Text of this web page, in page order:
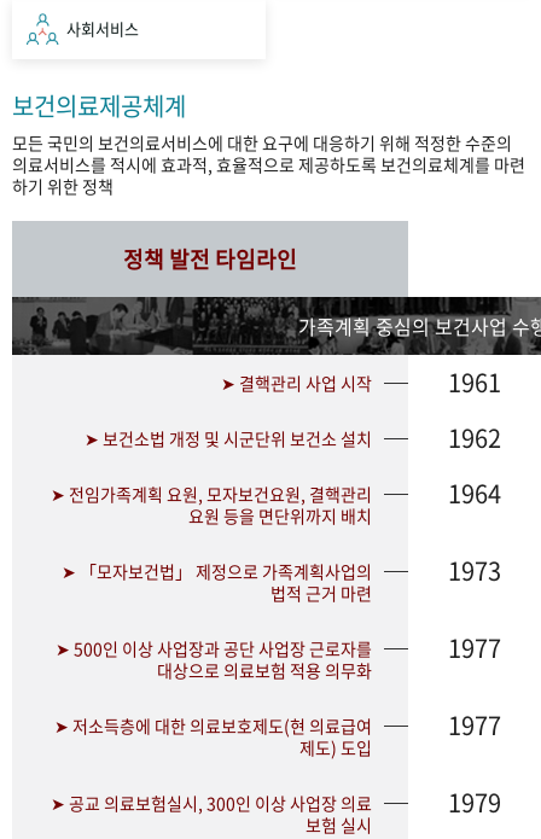
사회서비스
보건의료제공체계
모든 국민의 보건의료서비스에 대한 요구에 대응하기 위해 적정한 수준의
의료서비스를 적시에 효과적, 효율적으로 제공하도록 보건의료체계를 마련
하기 위한 정책
정책 발전 타임라인
가족계획 중심의 보건사업 수
➤ 결핵관리 사업 시작 1961
➤ 보건소법 개정 및 시군단위 보건소 설치 1962
➤ 전임가족계획 요원, 모자보건요원, 결핵관리
요원 등을 면단위까지 배치
1964
➤ 「모자보건법」 제정으로 가족계획사업의
법적 근거 마련
1973
➤ 500인 이상 사업장과 공단 사업장 근로자를
대상으로 의료보험 적용 의무화
1977
➤ 저소득층에 대한 의료보호제도(현 의료급여
제도) 도입
1977
➤ 공교 의료보험실시, 300인 이상 사업장 의료
보험 실시
1979